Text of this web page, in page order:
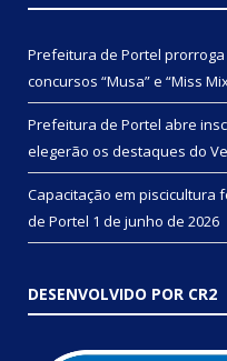
Prefeitura de Portel
concursos “Musa” e “Miss
Prefeitura de Portel abre
elegerão os destaques do
Capacitação em piscicultura
de Portel 1 de junho de 2026
DESENVOLVIDO POR CR2